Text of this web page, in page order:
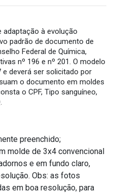
adaptação à evolução
padrão de documento de
Federal de Química,
nº 196 e nº 201. O modelo
deverá ser solicitado por
o documento em moldes
o CPF, Tipo sanguíneo,
preenchido;
molde de 3x4 convencional
e em fundo claro,
Obs: as fotos
em boa resolução, para